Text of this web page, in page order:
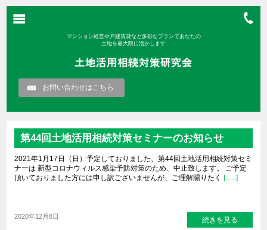
マンション経営や戸建賃貸など多彩なプランであなたの
土地を最大限に活かします
お問い合わせはこちら
第44回土地活用相続対策セミナーのお知らせ
2021年1月17日（日）予定しておりました、第44回土地活用相続対策セミ
ナーは 新型コロナウィルス感染予防対策のため、中止致します。 ご予定
頂いておりました方には申し訳ございませんが、ご理解賜りたく […..]
2020年12月8日 続きを見る